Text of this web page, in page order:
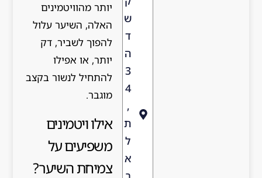
יותר מהוויטמינים
האלה, השיער עלול
להפוך לשביר, דק
יותר, או אפילו
להתחיל לנשור בקצב
אילו ויטמינים
משפיעים על
צמיחת השיער?